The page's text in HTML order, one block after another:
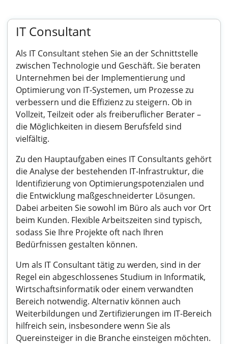
IT Consultant
Als IT Consultant stehen Sie an der Schnittstelle
zwischen Technologie und Geschäft. Sie beraten
Unternehmen bei der Implementierung und
Optimierung von IT-Systemen, um Prozesse zu
verbessern und die Effizienz zu steigern. Ob in
Vollzeit, Teilzeit oder als freiberuflicher Berater –
die Möglichkeiten in diesem Berufsfeld sind
vielfältig.
Zu den Hauptaufgaben eines IT Consultants gehört
die Analyse der bestehenden IT-Infrastruktur, die
Identifizierung von Optimierungspotenzialen und
die Entwicklung maßgeschneiderter Lösungen.
Dabei arbeiten Sie sowohl im Büro als auch vor Ort
beim Kunden. Flexible Arbeitszeiten sind typisch,
sodass Sie Ihre Projekte oft nach Ihren
Bedürfnissen gestalten können.
Um als IT Consultant tätig zu werden, sind in der
Regel ein abgeschlossenes Studium in Informatik,
Wirtschaftsinformatik oder einem verwandten
Bereich notwendig. Alternativ können auch
Weiterbildungen und Zertifizierungen im IT-Bereich
hilfreich sein, insbesondere wenn Sie als
Quereinsteiger in die Branche einsteigen möchten.